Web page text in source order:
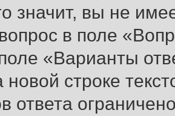
значит, вы не
в поле
«Варианты
новой строке
ответа